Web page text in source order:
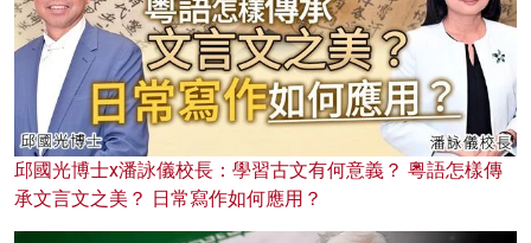
邱國光博士x潘詠儀校長：學習古文有何意義？ 粵語怎樣傳
承文言文之美？ 日常寫作如何應用？